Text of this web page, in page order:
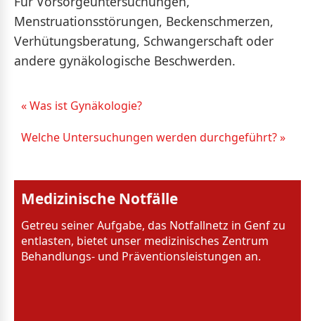
Menstruationsstörungen, Beckenschmerzen,
Verhütungsberatung, Schwangerschaft oder
andere gynäkologische Beschwerden.
« Was ist Gynäkologie?
Welche Untersuchungen werden durchgeführt? »
Medizinische Notfälle
Getreu seiner Aufgabe, das Notfallnetz in Genf zu
entlasten, bietet unser medizinisches Zentrum
Behandlungs- und Präventionsleistungen an.